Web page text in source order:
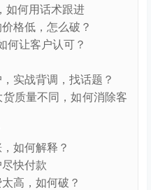
如何用话术跟进
格低，怎么破？
何让客户认可？
实战背调，找话题？
质量不同，如何消除客
如何解释？
快付款
高，如何破？